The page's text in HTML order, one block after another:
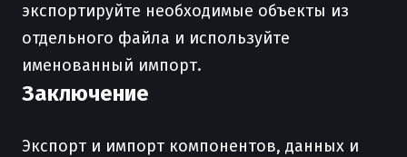
экспортируйте необходимые объекты из
отдельного файла и используйте
именованный импорт.
Заключение
Экспорт и импорт компонентов, данных и